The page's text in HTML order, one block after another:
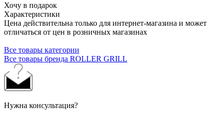
Хочу в подарок
Характеристики
Цена действительна только для интернет-магазина и может
отличаться от цен в розничных магазинах
Все товары категории
Все товары бренда ROLLER GRILL
Нужна консультация?